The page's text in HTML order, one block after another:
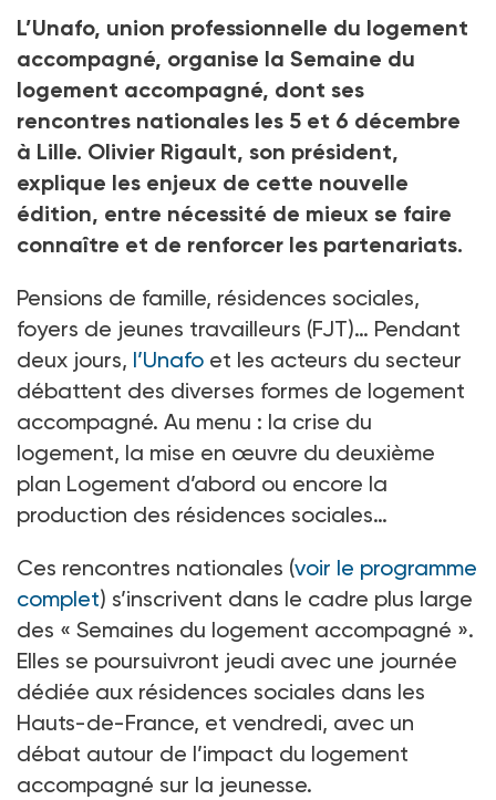
L’Unafo, union professionnelle du logement
accompagné, organise la Semaine du
logement accompagné, dont ses
rencontres nationales les 5 et 6 décembre
à Lille. Olivier Rigault, son président,
explique les enjeux de cette nouvelle
édition, entre nécessité de mieux se faire
connaître et de renforcer les partenariats.
Pensions de famille, résidences sociales,
foyers de jeunes travailleurs (FJT)… Pendant
deux jours, l’Unafo et les acteurs du secteur
débattent des diverses formes de logement
accompagné. Au menu : la crise du
logement, la mise en œuvre du deuxième
plan Logement d’abord ou encore la
production des résidences sociales…
Ces rencontres nationales (voir le programme
complet) s’inscrivent dans le cadre plus large
des « Semaines du logement accompagné ».
Elles se poursuivront jeudi avec une journée
dédiée aux résidences sociales dans les
Hauts-de-France, et vendredi, avec un
débat autour de l’impact du logement
accompagné sur la jeunesse.